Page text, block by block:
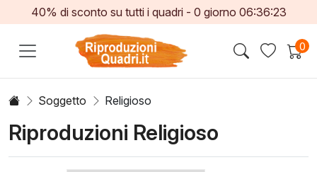
40% di sconto su tutti i quadri -0 giorno 06:36:21
0
Soggetto Religioso
Riproduzioni Religioso